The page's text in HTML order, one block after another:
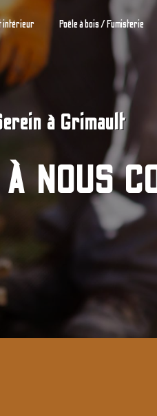
intérieur Poêle à bois / Fumisterie
à Grimault
NOUS